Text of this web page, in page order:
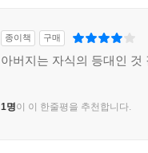
종이책 구매
아버지는 자식의 등대인 것
1명이 이 한줄평을 추천합니다.